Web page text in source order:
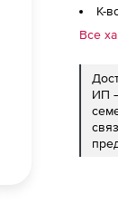
К-
Все
ИП